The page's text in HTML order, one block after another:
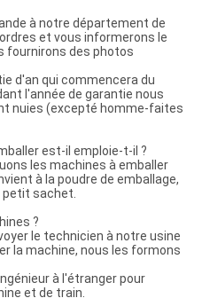
à notre département de
et vous informerons le
fournirons des photos
d'an qui commencera du
l'année de garantie nous
nuies (excepté homme-faites
est-il emploie-t-il ?
les machines à emballer
à la poudre de emballage,
petit sachet.
?
le technicien à notre usine
la machine, nous les formons
à l'étranger pour
et de train.